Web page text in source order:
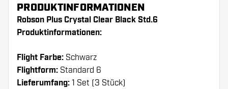
PRODUKTINFORMATIONEN
Robson Plus Crystal Clear Black Std.6
Produktinformationen:
Flight Farbe: Schwarz
Flightform: Standard 6
Lieferumfang: 1 Set (3 Stück)